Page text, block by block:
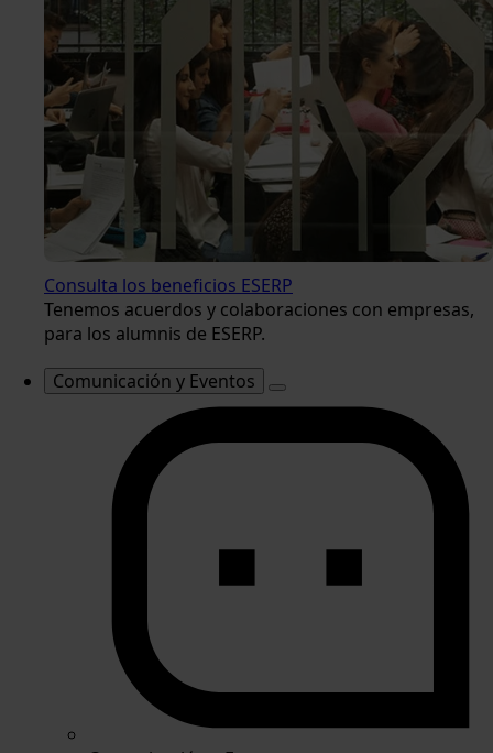
Consulta los beneficios ESERP
Tenemos acuerdos y colaboraciones con empresas,
para los alumnis de ESERP.
Comunicación y Eventos